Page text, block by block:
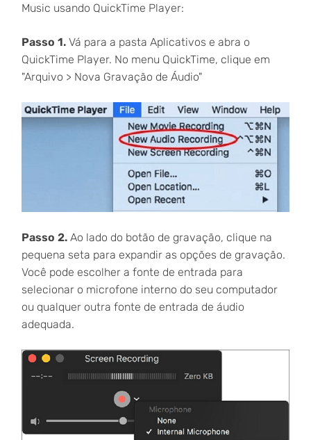
Music usando QuickTime Player:
Passo 1.Vá para a pasta Aplicativos e abra o
QuickTime Player. No menu QuickTime, clique em
"Arquivo > Nova Gravação de Áudio"
Passo 2.Ao lado do botão de gravação, clique na
pequena seta para expandir as opções de gravação.
Você pode escolher a fonte de entrada para
selecionar o microfone interno do seu computador
ou qualquer outra fonte de entrada de áudio
adequada.